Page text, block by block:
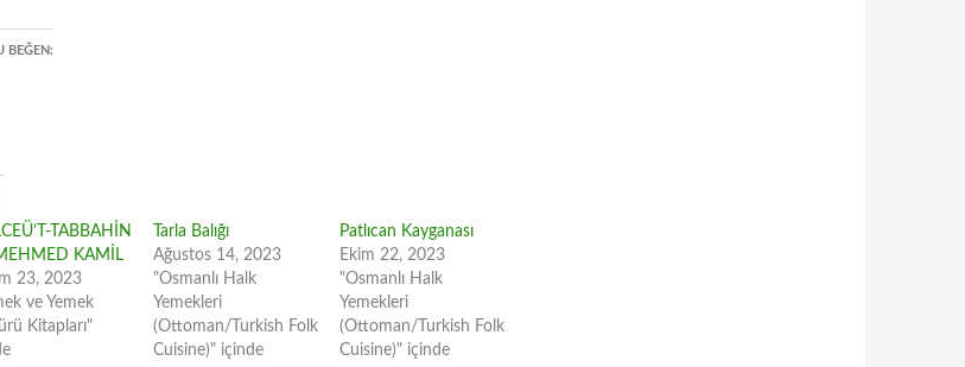
BEĞEN:
TABBAHİN
KAMİL
23, 2023
ve Yemek
Kitapları"
Tarla Balığı
Ağustos 14, 2023
"Osmanlı Halk
Yemekleri
(Ottoman/Turkish Folk
Cuisine)" içinde
Patlıcan Kayganası
Ekim 22, 2023
"Osmanlı Halk
Yemekleri
(Ottoman/Turkish Folk
Cuisine)" içinde